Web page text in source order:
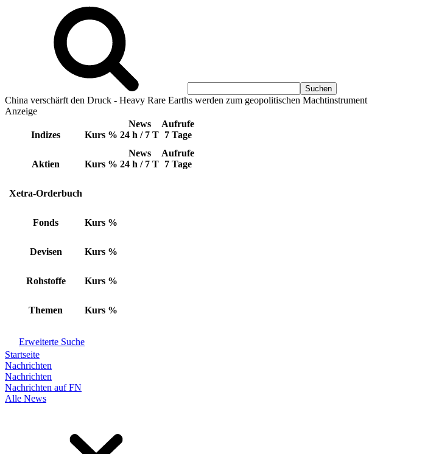
China verschärft den Druck - Heavy Rare Earths werden zum geopolitischen Machtinstrument
Anzeige
Indizes Kurs %
News
24 h / 7 T
Aufrufe
7 Tage
Aktien Kurs %
News
24 h / 7 T
Aufrufe
7 Tage
Xetra-Orderbuch
Fonds Kurs %
Devisen Kurs %
Rohstoffe Kurs %
Themen Kurs %
Erweiterte Suche
Startseite
Nachrichten
Nachrichten
Nachrichten auf FN
Alle News